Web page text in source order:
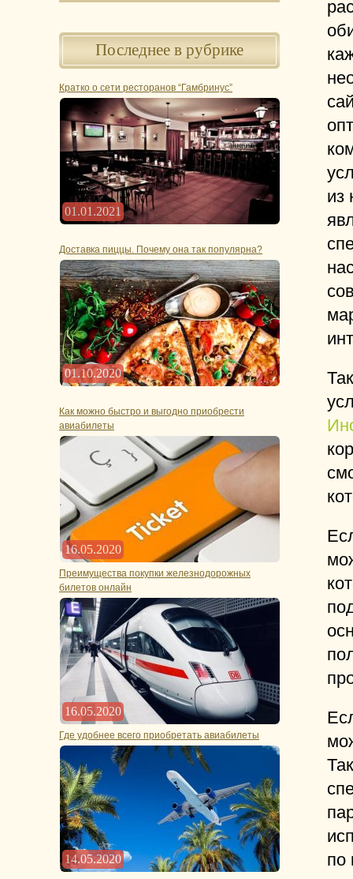
Последнее в рубрике
Кратко о сети ресторанов “Гамбринус”
01.01.2021
Доставка пиццы. Почему она так популярна?
01.10.2020
Как можно быстро и выгодно приобрести
авиабилеты
16.05.2020
Преимущества покупки железнодорожных
билетов онлайн
16.05.2020
Где удобнее всего приобретать авиабилеты
14.05.2020
из
по